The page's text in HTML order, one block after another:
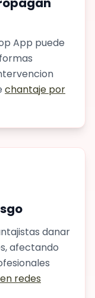
App puede
chantaje por
danar
afectando
redes